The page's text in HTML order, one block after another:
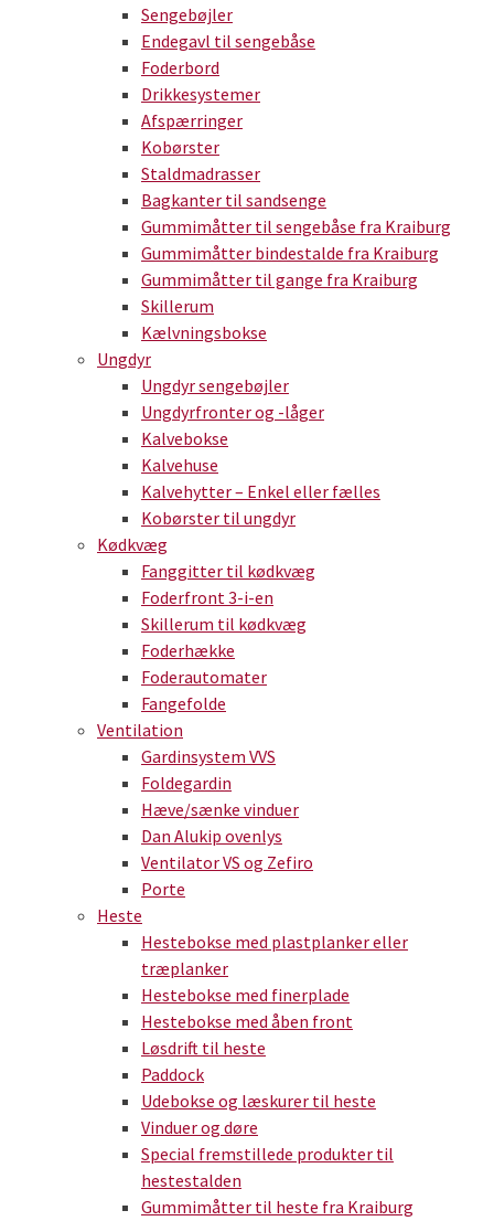
Sengebøjler
Endegavl til sengebåse
Foderbord
Drikkesystemer
Afspærringer
Kobørster
Staldmadrasser
Bagkanter til sandsenge
Gummimåtter til sengebåse fra Kraiburg
Gummimåtter bindestalde fra Kraiburg
Gummimåtter til gange fra Kraiburg
Skillerum
Kælvningsbokse
Ungdyr
Ungdyr sengebøjler
Ungdyrfronter og -låger
Kalvebokse
Kalvehuse
Kalvehytter – Enkel eller fælles
Kobørster til ungdyr
Kødkvæg
Fanggitter til kødkvæg
Foderfront 3-i-en
Skillerum til kødkvæg
Foderhække
Foderautomater
Fangefolde
Ventilation
Gardinsystem VVS
Foldegardin
Hæve/sænke vinduer
Dan Alukip ovenlys
Ventilator VS og Zefiro
Porte
Heste
Hestebokse med plastplanker eller
træplanker
Hestebokse med finerplade
Hestebokse med åben front
Løsdrift til heste
Paddock
Udebokse og læskurer til heste
Vinduer og døre
Special fremstillede produkter til
hestestalden
Gummimåtter til heste fra Kraiburg